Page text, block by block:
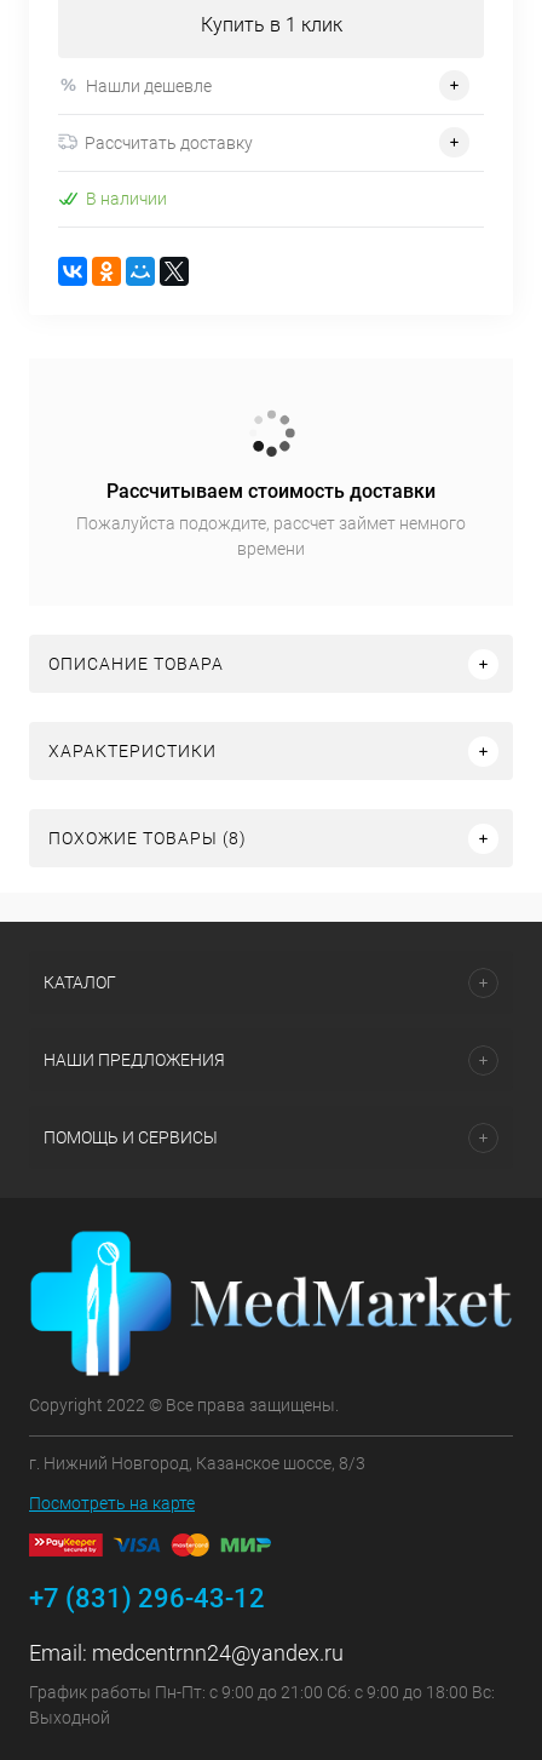
Купить в 1 клик
Нашли дешевле
Рассчитать доставку
В наличии
Рассчитываем стоимость доставки
Пожалуйста подождите, рассчет займет немного
времени
ОПИСАНИЕ ТОВАРА
ХАРАКТЕРИСТИКИ
ПОХОЖИЕ ТОВАРЫ (8)
КАТАЛОГ
НАШИ ПРЕДЛОЖЕНИЯ
ПОМОЩЬ И СЕРВИСЫ
Copyright 2022 © Все права защищены.
г. Нижний Новгород, Казанское шоссе, 8/3
Посмотреть на карте
+7 (831) 296-43-12
Email: medcentrnn24@yandex.ru
График работы Пн-Пт: с 9:00 до 21:00 Сб: с 9:00 до 18:00 Вс:
Выходной